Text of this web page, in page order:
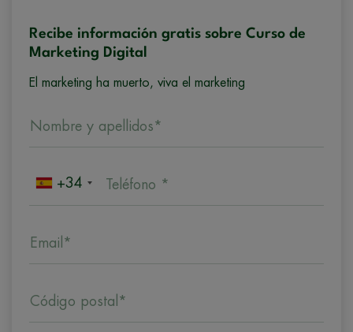
Recibe información gratis sobre Curso de
Marketing Digital
El marketing ha muerto, viva el marketing
Nombre y apellidos*
+34 Teléfono *
Email*
Código postal*